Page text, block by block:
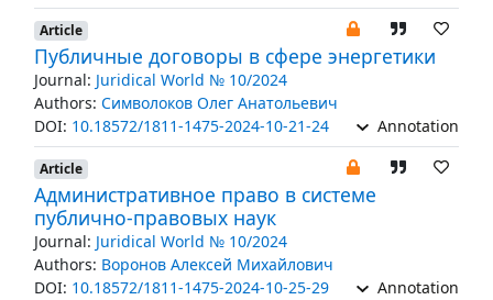
Article
Публичные договоры в сфере энергетики
Journal: Juridical World № 10/2024
Authors: Символоков Олег Анатольевич
DOI: 10.18572/1811-1475-2024-10-21-24 Annotation
Article
Административное право в системе
публично-правовых наук
Journal: Juridical World № 10/2024
Authors: Воронов Алексей Михайлович
DOI: 10.18572/1811-1475-2024-10-25-29 Annotation